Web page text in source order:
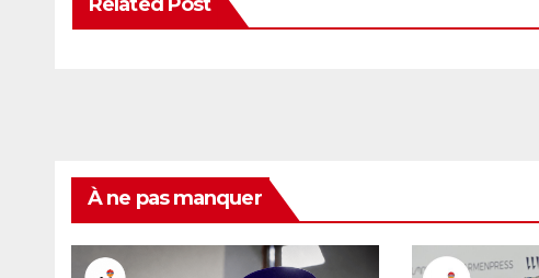
Related Post
À ne pas manquer